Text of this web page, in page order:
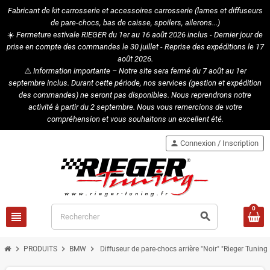
Fabricant de kit carrosserie et accessoires carrosserie (lames et diffuseurs
de pare-chocs, bas de caisse, spoilers, ailerons...)
☀️ Fermeture estivale RIEGER du 1er au 16 août 2026 inclus - Dernier jour de
prise en compte des commandes le 30 juillet - Reprise des expéditions le 17
août 2026.
⚠️Information importante – Notre site sera fermé du 7 août au 1er
septembre inclus. Durant cette période, nos services (gestion et expédition
des commandes) ne seront pas disponibles. Nous reprendrons notre
activité à partir du 2 septembre. Nous vous remercions de votre
compréhension et vous souhaitons un excellent été.
view_headline search
person Connexion / Inscription
0
chevron_right PRODUITS chevron_right BMW chevron_right Diffuseur de pare-chocs arrière "Noir" "Rieger